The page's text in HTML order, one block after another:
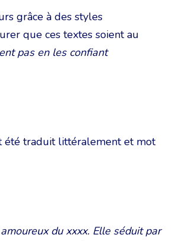
grâce à des styles
que ces textes soient au
pas en les confiant
été traduit littéralement et mot
du xxxx. Elle séduit par